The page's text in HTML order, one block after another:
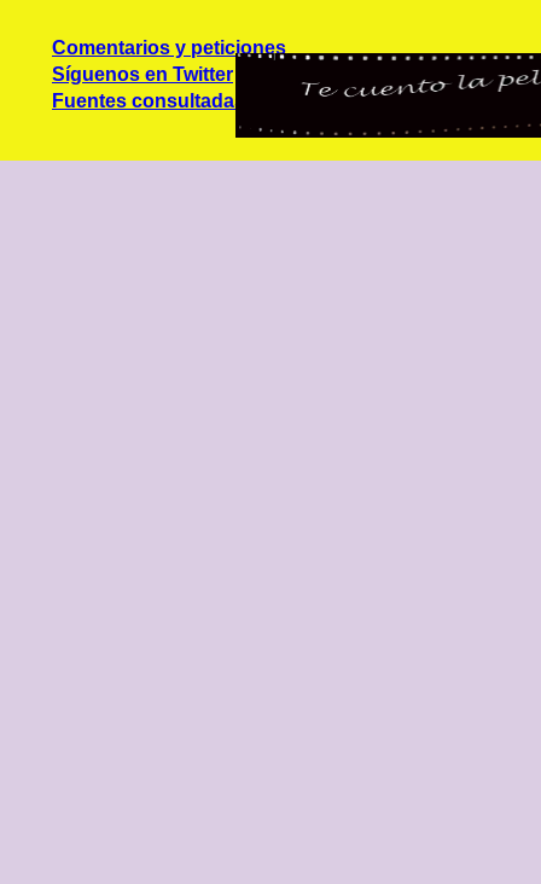
Comentarios y peticiones
Síguenos en Twitter
Fuentes consultadas